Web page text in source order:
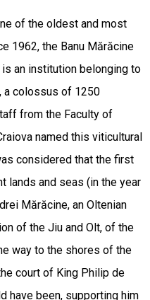
of the oldest and most
1962, the Banu Mărăcine
an institution belonging to
a colossus of 1250
from the Faculty of
named this viticultural
considered that the first
lands and seas (in the year
Mărăcine, an Oltenian
of the Jiu and Olt, of the
way to the shores of the
court of King Philip de
have been, supporting him